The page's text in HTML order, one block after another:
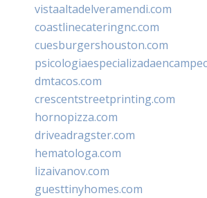
vistaaltadelveramendi.com
coastlinecateringnc.com
cuesburgershouston.com
dmtacos.com
crescentstreetprinting.com
hornopizza.com
driveadragster.com
hematologa.com
lizaivanov.com
guesttinyhomes.com